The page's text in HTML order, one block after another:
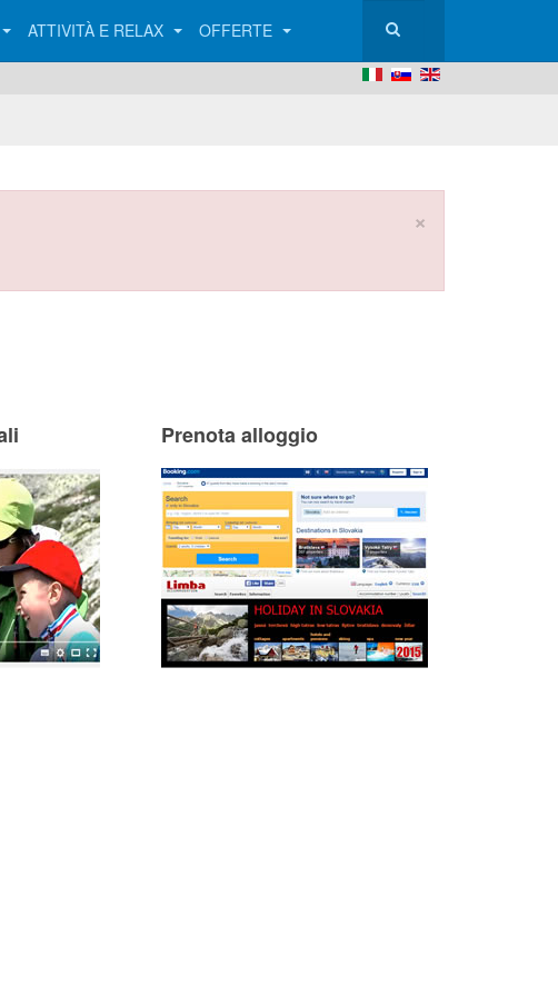
ATTIVITÀ E RELAX OFFERTE
×
Prenota alloggio